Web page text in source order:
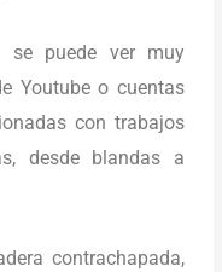
se puede ver muy
Youtube o cuentas
con trabajos
desde blandas a
contrachapada,